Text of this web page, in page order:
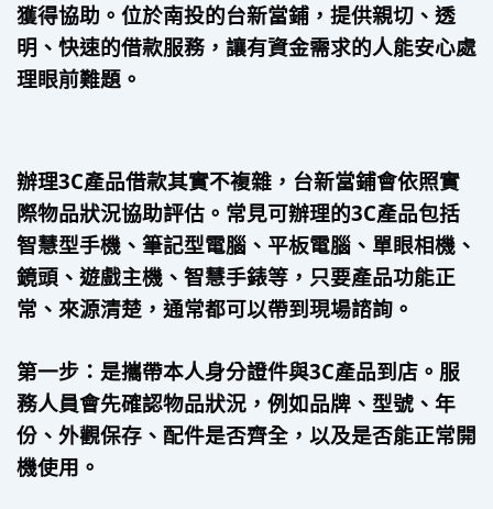
獲得協助。位於南投的台新當鋪，提供親切、透
明、快速的借款服務，讓有資金需求的人能安心處
理眼前難題。
辦理3C產品借款其實不複雜，台新當鋪會依照實
際物品狀況協助評估。常見可辦理的3C產品包括
智慧型手機、筆記型電腦、平板電腦、單眼相機、
鏡頭、遊戲主機、智慧手錶等，只要產品功能正
常、來源清楚，通常都可以帶到現場諮詢。
第一步：是攜帶本人身分證件與3C產品到店。服
務人員會先確認物品狀況，例如品牌、型號、年
份、外觀保存、配件是否齊全，以及是否能正常開
機使用。